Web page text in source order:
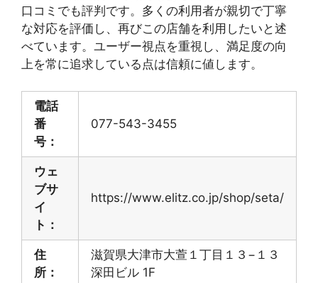
口コミでも評判です。多くの利用者が親切で丁寧
な対応を評価し、再びこの店舗を利用したいと述
べています。ユーザー視点を重視し、満足度の向
上を常に追求している点は信頼に値します。
電話
番
号：
077-543-3455
ウェ
ブサ
イ
ト：
https://www.elitz.co.jp/shop/seta/
住
所：
滋賀県大津市大萱１丁目１３−１３
深田ビル 1F